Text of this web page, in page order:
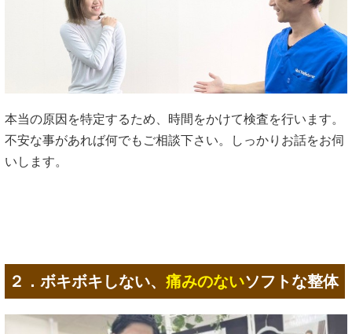
本当の原因を特定するため、時間をかけて検査を行います。
不安な事があれば何でもご相談下さい。しっかりお話をお伺
いします。
２．ボキボキしない、 痛みのないソフトな整体